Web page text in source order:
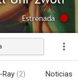
Estrenada
Ray (2) Noticias